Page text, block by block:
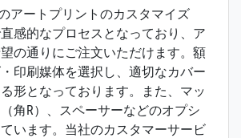
アートプリントのカスタマイズ
感的なプロセスとなっており、ア
の通りにご注文いただけます。額
印刷媒体を選択し、適切なカバー
形となっております。また、マッ
角R）、スペーサーなどのオプシ
います。当社のカスタマーサービ